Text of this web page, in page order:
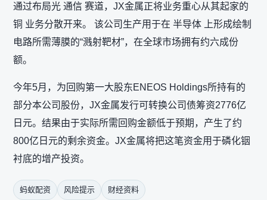
通过布局光 通信 赛道，JX金属正将业务重心从其起家的
铜 业务分散开来。 该公司生产用于在 半导体 上形成绘制
电路所需薄膜的“溅射靶材”，在全球市场拥有约六成份
额。
今年5月，为回购第一大股东ENEOS Holdings所持有的
部分本公司股份，JX金属发行可转换公司债筹资2776亿
日元。结果由于实际所需回购金额低于预期，产生了约
800亿日元的剩余资金。JX金属将把这笔资金用于磷化铟
衬底的增产投资。
蚂蚁配资 风险提示 财经资料